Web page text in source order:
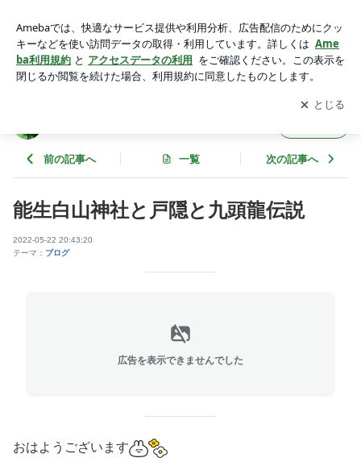
れ」
アプリをダウンロードして ブログの更新通知
を受け取りまし
ょう。
開く
前の記事へ 一覧 次の記事へ
能生白山神社と戸隠と九頭龍伝説
2022-05-22 20:43:20
テーマ： ブログ
広告を表示できませんでした
おはようございます